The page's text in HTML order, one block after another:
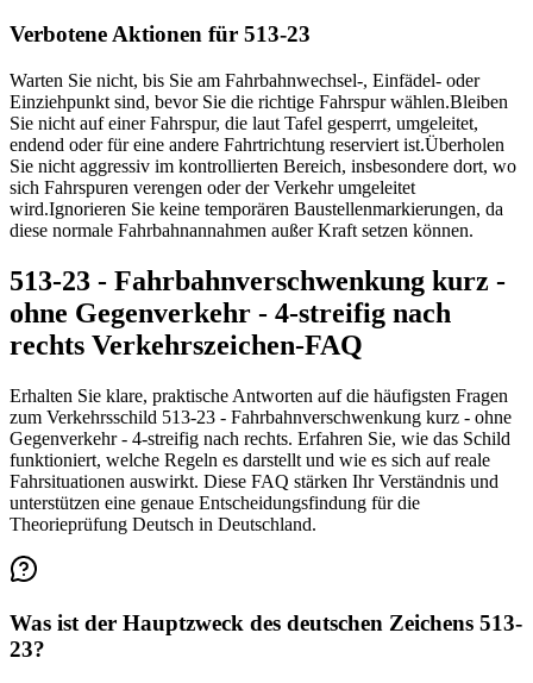
Verbotene Aktionen für 513-23
Warten Sie nicht, bis Sie am Fahrbahnwechsel-, Einfädel- oder
Einziehpunkt sind, bevor Sie die richtige Fahrspur wählen.Bleiben
Sie nicht auf einer Fahrspur, die laut Tafel gesperrt, umgeleitet,
endend oder für eine andere Fahrtrichtung reserviert ist.Überholen
Sie nicht aggressiv im kontrollierten Bereich, insbesondere dort, wo
sich Fahrspuren verengen oder der Verkehr umgeleitet
wird.Ignorieren Sie keine temporären Baustellenmarkierungen, da
diese normale Fahrbahnannahmen außer Kraft setzen können.
513-23 - Fahrbahnverschwenkung kurz -
ohne Gegenverkehr - 4-streifig nach
rechts Verkehrszeichen-FAQ
Erhalten Sie klare, praktische Antworten auf die häufigsten Fragen
zum Verkehrsschild 513-23 - Fahrbahnverschwenkung kurz - ohne
Gegenverkehr - 4-streifig nach rechts. Erfahren Sie, wie das Schild
funktioniert, welche Regeln es darstellt und wie es sich auf reale
Fahrsituationen auswirkt. Diese FAQ stärken Ihr Verständnis und
unterstützen eine genaue Entscheidungsfindung für die
Theorieprüfung Deutsch in Deutschland.
Was ist der Hauptzweck des deutschen Zeichens 513-
23?